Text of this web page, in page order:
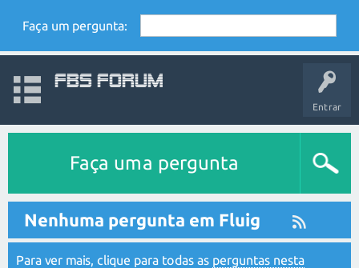
Faça um pergunta:
Entrar
FBS Forum
Faça uma pergunta
Nenhuma pergunta em Fluig
Para ver mais, clique para todas as perguntas nesta